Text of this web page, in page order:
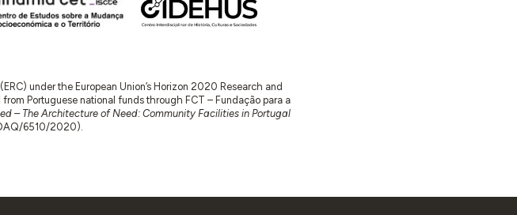
under the European Union’s Horizon 2020 Research and
Portuguese national funds through FCT – Fundação para a
– The Architecture of Need: Community Facilities in Portugal
6510/2020).